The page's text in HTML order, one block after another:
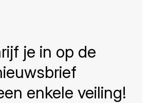
je in op de
enkele veiling!